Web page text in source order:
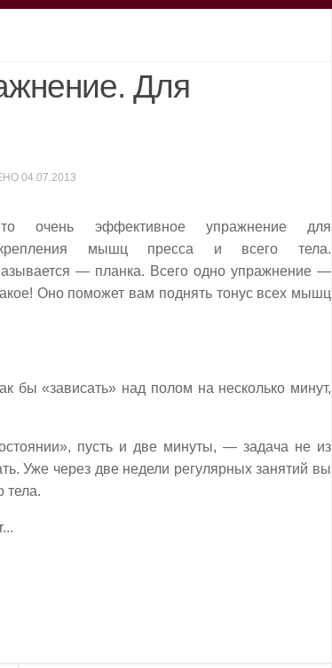
Для
04.07.2013
очень эффективное упражнение для
мышц пресса и всего тела.
— планка. Всего одно упражнение —
Оно поможет вам поднять тонус всех мышц
бы «зависать» над полом на несколько минут,
пусть и две минуты, — задача не из
Уже через две недели регулярных занятий вы
тела.